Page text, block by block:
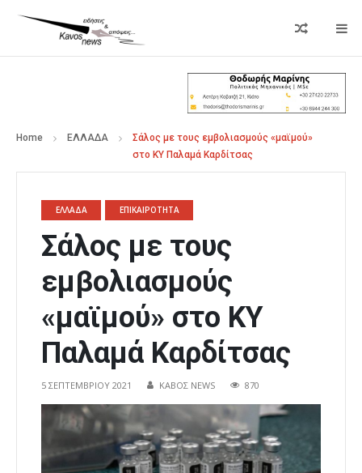
Home ΕΛΛΑΔΑ
Σάλος με τους εμβολιασμούς «μαϊμού»
στο ΚΥ Παλαμά Καρδίτσας
ΕΛΛΑΔΑ ΕΠΙΚΑΙΡΟΤΗΤΑ
Σάλος με τους
εμβολιασμούς
«μαϊμού» στο ΚΥ
Παλαμά Καρδίτσας
5 ΣΕΠΤΕΜΒΡΊΟΥ 2021 ΚΑΒΟΣ NEWS 870